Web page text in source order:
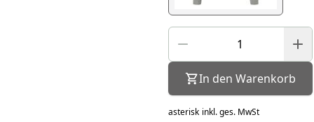
In den Warenkorb
asterisk inkl. ges. MwSt